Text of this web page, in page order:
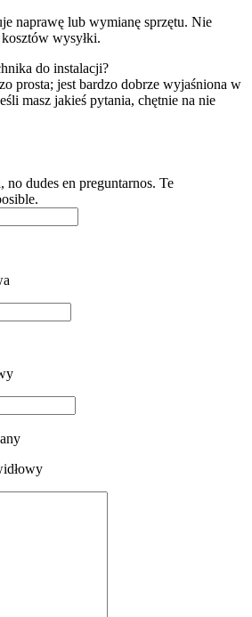
naprawę lub wymianę sprzętu. Nie
wysyłki.
do instalacji?
prosta; jest bardzo dobrze wyjaśniona w
masz jakieś pytania, chętnie na nie
no dudes en preguntarnos. Te